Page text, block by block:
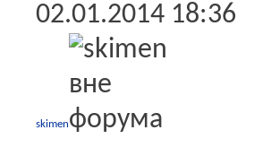
02.01.2014 18:36
skimen